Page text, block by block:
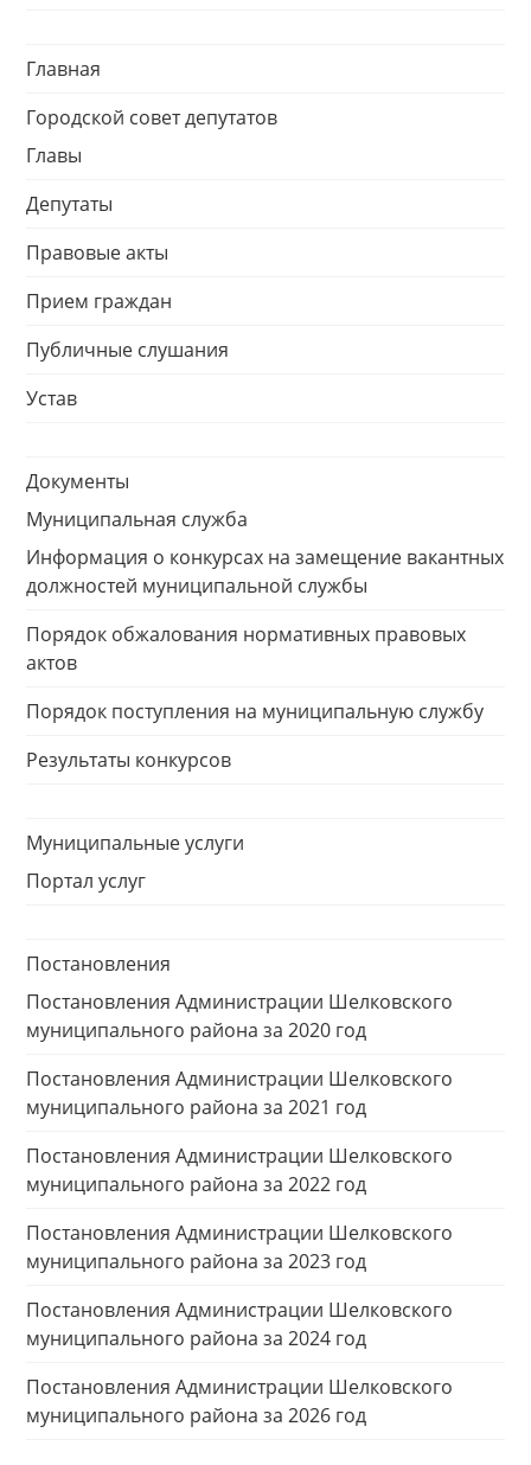
Главная
Городской совет депутатов
Главы
Депутаты
Правовые акты
Прием граждан
Публичные слушания
Устав
Документы
Муниципальная служба
Информация о конкурсах на замещение вакантных
должностей муниципальной службы
Порядок обжалования нормативных правовых
актов
Порядок поступления на муниципальную службу
Результаты конкурсов
Муниципальные услуги
Портал услуг
Постановления
Постановления Администрации Шелковского
муниципального района за 2020 год
Постановления Администрации Шелковского
муниципального района за 2021 год
Постановления Администрации Шелковского
муниципального района за 2022 год
Постановления Администрации Шелковского
муниципального района за 2023 год
Постановления Администрации Шелковского
муниципального района за 2024 год
Постановления Администрации Шелковского
муниципального района за 2026 год